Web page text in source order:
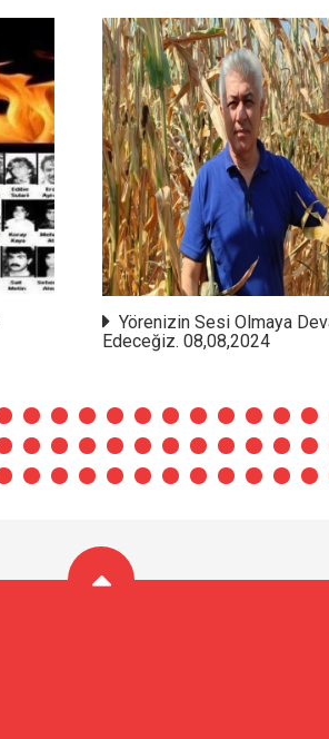
Yörenizin Sesi Olmaya
Edeceğiz. 08,08,2024